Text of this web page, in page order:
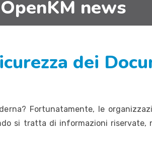
news
dei
Fortunatamente, le
si tratta di informazioni riservate,